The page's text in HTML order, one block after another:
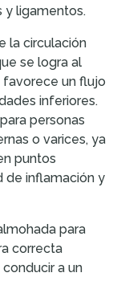
y ligamentos.
la circulación
se logra al
favorece un flujo
inferiores.
personas
o varices, ya
puntos
de inflamación y
para
correcta
a un